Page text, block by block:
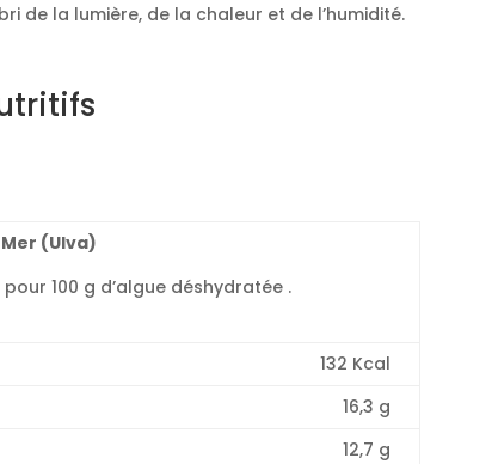
de la lumière, de la chaleur et de l’humidité.
(Ulva)
100 g d’algue déshydratée .
132 Kcal
16,3 g
12,7 g